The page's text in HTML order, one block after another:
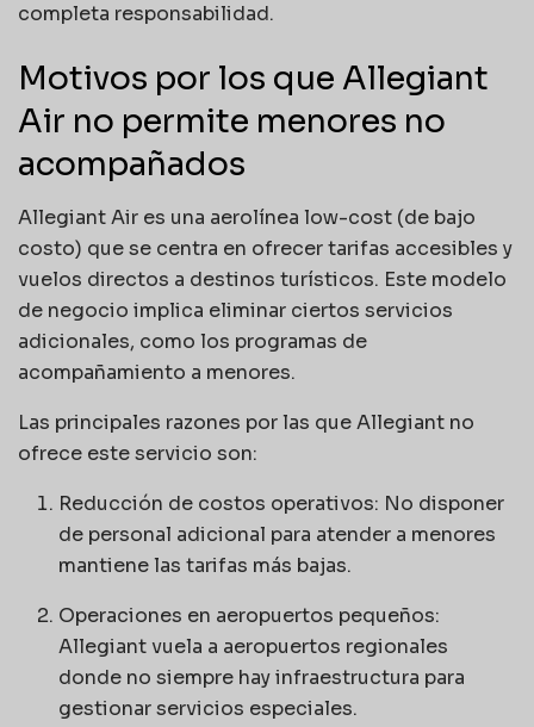
completa responsabilidad.
Motivos por los que Allegiant
Air no permite menores no
acompañados
Allegiant Air es una aerolínea low-cost (de bajo
costo) que se centra en ofrecer tarifas accesibles y
vuelos directos a destinos turísticos. Este modelo
de negocio implica eliminar ciertos servicios
adicionales, como los programas de
acompañamiento a menores.
Las principales razones por las que Allegiant no
ofrece este servicio son:
Reducción de costos operativos: No disponer
de personal adicional para atender a menores
mantiene las tarifas más bajas.
Operaciones en aeropuertos pequeños:
Allegiant vuela a aeropuertos regionales
donde no siempre hay infraestructura para
gestionar servicios especiales.